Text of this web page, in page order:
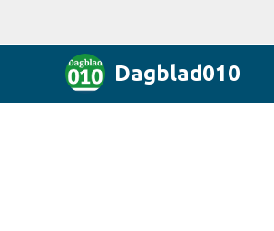
Dagblad010